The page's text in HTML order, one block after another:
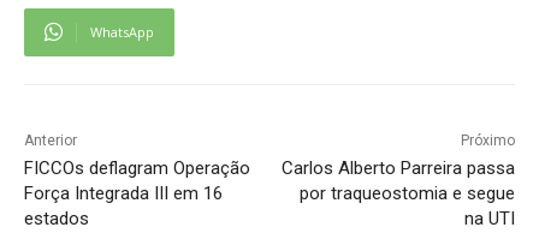
WhatsApp
Anterior
FICCOs deflagram Operação
Força Integrada III em 16
estados
Próximo
Carlos Alberto Parreira passa
por traqueostomia e segue
na UTI